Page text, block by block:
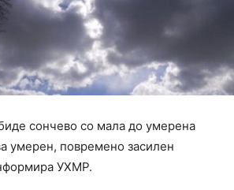
сончево со мала до умерена
умерен, повремено засилен
УХМР.